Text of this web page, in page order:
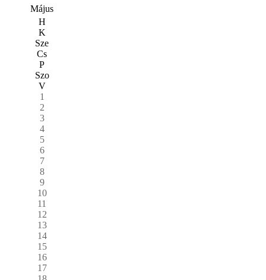
Május
H
K
Sze
Cs
P
Szo
V
1
2
3
4
5
6
7
8
9
10
11
12
13
14
15
16
17